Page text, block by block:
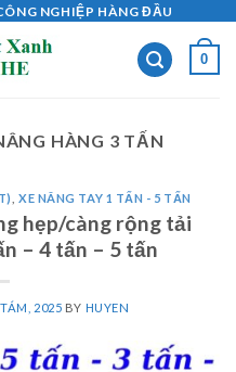
NGHIỆP HÀNG ĐẦU
0
HÀNG 3 TẤN
,XE NÂNG TAY 1 TẤN - 5 TẤN
hẹp/càng rộng tải
– 4 tấn – 5 tấn
2025 BY HUYEN